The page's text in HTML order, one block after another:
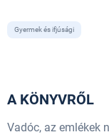
Gyermek és ifjúsági
A KÖNYVRŐL
Vadóc, az emlékek